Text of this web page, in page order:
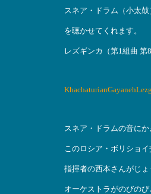
スネア・ドラム（小太
を聴かせてくれます。
レズギンカ（第1組曲 第8
スネア・ドラムの音に
このロシア・ボリショ
指揮者の西本さんがじ
オーケストラがのびの